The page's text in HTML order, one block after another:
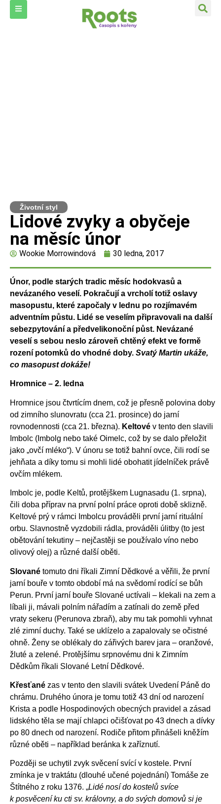
Životní styl
Lidové zvyky a obyčeje
na měsíc únor
Wookie Morrowindová 30 ledna, 2017
Únor, podle starých tradic měsíc hodokvasů a
nevázaného veselí. Pokračují a vrcholí totiž oslavy
masopustu, které započaly v lednu po rozjímavém
adventním půstu. Lidé se veselím připravovali na další
sebezpytování a předvelikonoční půst. Nevázané
veselí s sebou neslo zároveň chtěný efekt ve formě
rození potomků do vhodné doby. Svatý Martin ukáže,
co masopust dokáže!
Hromnice – 2. ledna
Hromnice jsou čtvrtícím dnem, což je přesně polovina doby
od zimního slunovratu (cca 21. prosince) do jarní
rovnodennosti (cca 21. března). Keltové v tento den slavili
Imbolc (Imbolg nebo také Oimelc, což by se dalo přeložit
jako „ovčí mléko“). V únoru se totiž bahní ovce, čili rodí se
jehňata a díky tomu si mohli lidé obohatit jídelníček právě
ovčím mlékem.
Imbolc je, podle Keltů, protějškem Lugnasadu (1. srpna),
čili doba příprav na první polní práce oproti době sklizně.
Keltové prý v rámci Imbolcu prováděli první jarní rituální
orbu. Slavnostně vyzdobili rádla, prováděli úlitby (to jest
obětování tekutiny – nejčastěji se používalo víno nebo
olivový olej) a různé další oběti.
Slované tomuto dni říkali Zimní Dědkové a věřili, že první
jarní bouře v tomto období má na svědomí rodící se bůh
Perun. První jarní bouře Slované uctívali – klekali na zem a
líbali ji, mávali polním nářadím a zatínali do země před
vraty sekeru (Perunova zbraň), aby mu tak pomohli vyhnat
zlé zimní duchy. Také se uklízelo a zapalovaly se očistné
ohně. Ženy se oblékaly do zářivých barev jara – oranžové,
žluté a zelené. Protějšímu srpnovému dni k Zimním
Dědkům říkali Slované Letní Dědkové.
Křesťané zas v tento den slavili svátek Uvedení Páně do
chrámu. Druhého února je tomu totiž 43 dní od narození
Krista a podle Hospodinových obecných pravidel a zásad
lidského těla se mají chlapci očišťovat po 43 dnech a dívky
po 80 dnech od narození. Rodiče přitom přinášeli kněžím
různé oběti – například beránka k zaříznutí.
Později se uchytil zvyk svěcení svící v kostele. První
zmínka je v traktátu (dlouhé učené pojednání) Tomáše ze
Štítného z roku 1376. „Lidé nosí do kostelů svíce
k posvěcení ku cti sv. královny, a do svých domovů si je